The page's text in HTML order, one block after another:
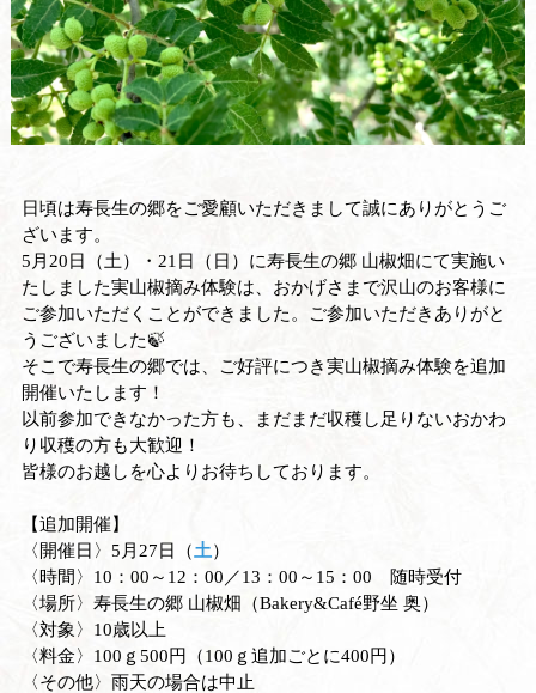
日頃は寿長生の郷をご愛顧いただきまして誠にありがとうご
ざいます。
5月20日（土）・21日（日）に寿長生の郷 山椒畑にて実施い
たしました実山椒摘み体験は、おかげさまで沢山のお客様に
ご参加いただくことができました。ご参加いただきありがと
うございました🍃
そこで寿長生の郷では、ご好評につき実山椒摘み体験を追加
開催いたします！
以前参加できなかった方も、まだまだ収穫し足りないおかわ
り収穫の方も大歓迎！
皆様のお越しを心よりお待ちしております。
【追加開催】
〈開催日〉5月27日（土）
〈時間〉10：00～12：00／13：00～15：00 随時受付
〈場所〉寿長生の郷 山椒畑（Bakery&Café野坐 奥）
〈対象〉10歳以上
〈料金〉100ｇ500円（100ｇ追加ごとに400円）
〈その他〉雨天の場合は中止